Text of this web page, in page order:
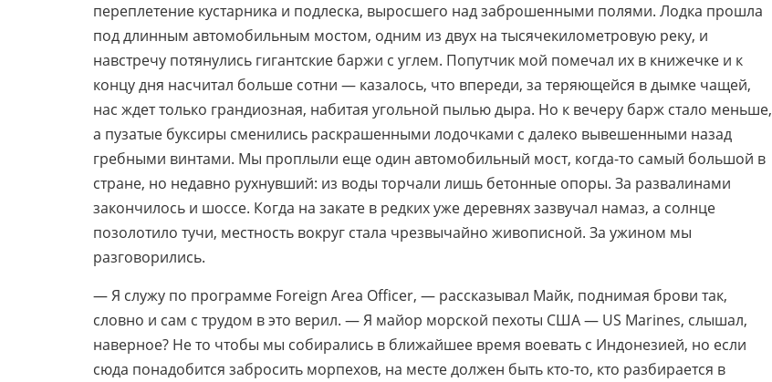
переплетение кустарника и подлеска, выросшего над заброшенными полями. Лодка прошла
под длинным автомобильным мостом, одним из двух на тысячекилометровую реку, и
навстречу потянулись гигантские баржи с углем. Попутчик мой помечал их в книжечке и к
концу дня насчитал больше сотни — казалось, что впереди, за теряющейся в дымке чащей,
нас ждет только грандиозная, набитая угольной пылью дыра. Но к вечеру барж стало меньше,
а пузатые буксиры сменились раскрашенными лодочками с далеко вывешенными назад
гребными винтами. Мы проплыли еще один автомобильный мост, когда-то самый большой в
стране, но недавно рухнувший: из воды торчали лишь бетонные опоры. За развалинами
закончилось и шоссе. Когда на закате в редких уже деревнях зазвучал намаз, а солнце
позолотило тучи, местность вокруг стала чрезвычайно живописной. За ужином мы
разговорились.
— Я служу по программе Foreign Area Officer, — рассказывал Майк, поднимая брови так,
словно и сам с трудом в это верил. — Я майор морской пехоты США — US Marines, слышал,
наверное? Не то чтобы мы собирались в ближайшее время воевать с Индонезией, но если
сюда понадобится забросить морпехов, на месте должен быть кто-то, кто разбирается в